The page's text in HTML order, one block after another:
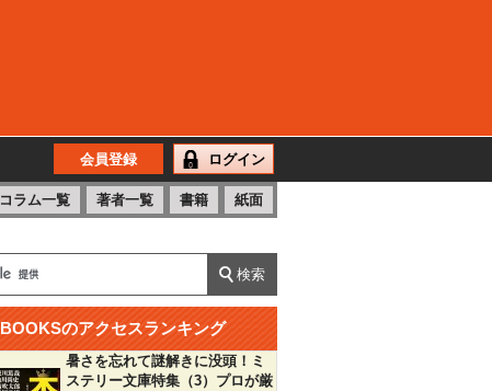
会員登録 ログイン
コラム一覧 著者一覧 書籍 紙面
BOOKSのアクセスランキング
暑さを忘れて謎解きに没頭！ミ
ステリー文庫特集（3）プロが厳